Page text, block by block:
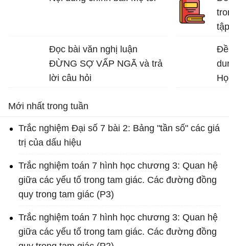
vệ môi trường sống.
Đọc bài văn nghị luận
ĐỪNG SỢ VẤP NGÃ và trả
lời câu hỏi
Đề
Mới nhất trong tuần
Trắc nghiệm Đại số 7 bài 2: Bảng "tần số" các giá
trị của dấu hiệu
Trắc nghiệm toán 7 hình học chương 3: Quan hệ
giữa các yếu tố trong tam giác. Các đường đồng
quy trong tam giác (P3)
Trắc nghiệm toán 7 hình học chương 3: Quan hệ
giữa các yếu tố trong tam giác. Các đường đồng